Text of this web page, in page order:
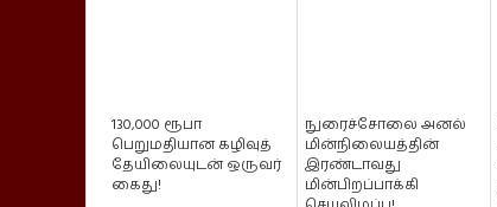
130,000 ரூபா
பெறுமதியான கழிவுத்
தேயிலையுடன் ஒருவர்
கைது!
நுரைச்சோலை அனல்
மின்நிலையத்தின்
இரண்டாவது
மின்பிறப்பாக்கி